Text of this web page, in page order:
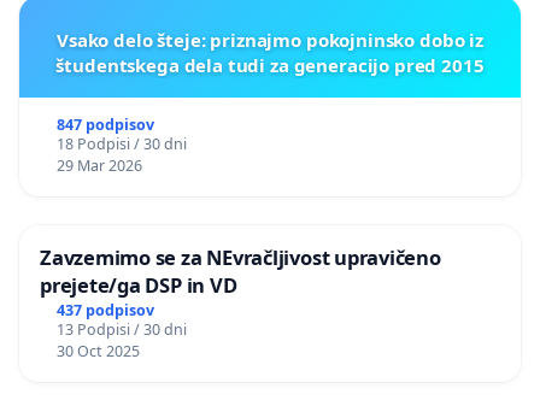
Vsako delo šteje: priznajmo pokojninsko dobo iz
študentskega dela tudi za generacijo pred 2015
847 podpisov
18 Podpisi / 30 dni
29 Mar 2026
Zavzemimo se za NEvračljivost upravičeno
prejete/ga DSP in VD
437 podpisov
13 Podpisi / 30 dni
30 Oct 2025